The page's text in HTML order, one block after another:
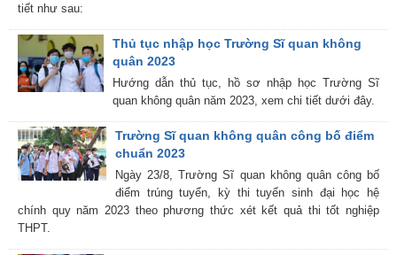
tiết như sau:
Thủ tục nhập học Trường Sĩ quan không
quân 2023
Hướng dẫn thủ tục, hồ sơ nhập học Trường Sĩ
quan không quân năm 2023, xem chi tiết dưới đây.
Trường Sĩ quan không quân công bố điểm
chuẩn 2023
Ngày 23/8, Trường Sĩ quan không quân công bố
điểm trúng tuyển, kỳ thi tuyển sinh đại học hệ
chính quy năm 2023 theo phương thức xét kết quả thi tốt nghiệp
THPT.